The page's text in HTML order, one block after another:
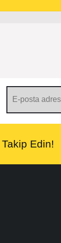
Edin!